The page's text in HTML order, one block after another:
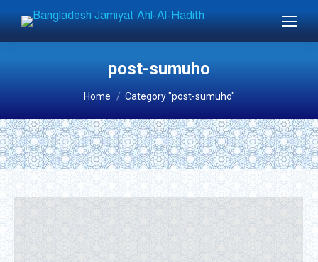
post-sumuho
You are here:
Home Category "post-sumuho"